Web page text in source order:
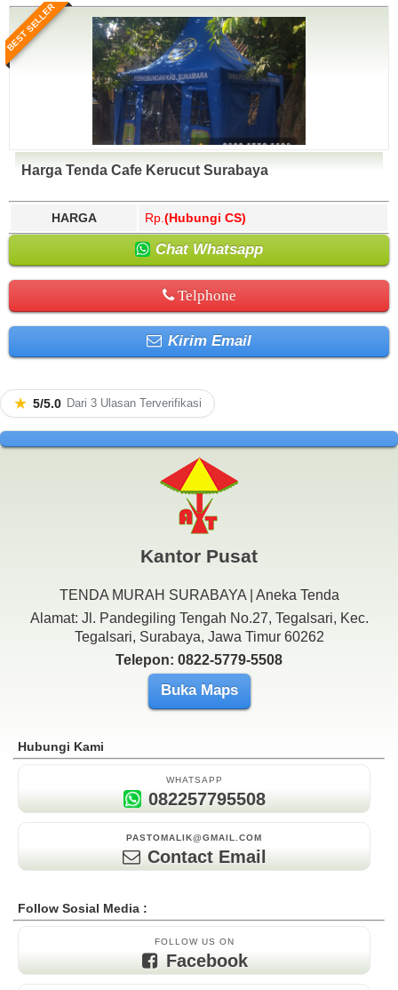
BEST SELLER
Harga Tenda Cafe Kerucut Surabaya
HARGA Rp. (Hubungi CS)
Chat Whatsapp
Telphone
Kirim Email
★ 5/5.0 Dari 3 Ulasan Terverifikasi
Kantor Pusat
TENDA MURAH SURABAYA | Aneka Tenda
Alamat: Jl. Pandegiling Tengah No.27, Tegalsari, Kec.
Tegalsari, Surabaya, Jawa Timur 60262
Telepon: 0822-5779-5508
Buka Maps
Hubungi Kami
WHATSAPP
082257795508
PASTOMALIK@GMAIL.COM
Contact Email
Follow Sosial Media :
FOLLOW US ON
Facebook